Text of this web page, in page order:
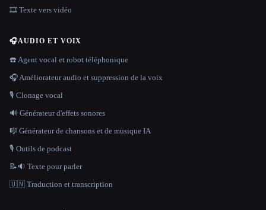
🎞️ Texte vers vidéo
🎧AUDIO ET VOIX
☎️ Agent vocal et robot téléphonique
🎧 Améliorateur audio et suppression de la voix
🎙️ Clonage vocal
🔊 Générateur d'effets sonores
🎼 Générateur de chansons et de musique IA
🎙️ Outils de podcast
📝🔉 Texte pour parler
🇺🇳 Traduction et transcription